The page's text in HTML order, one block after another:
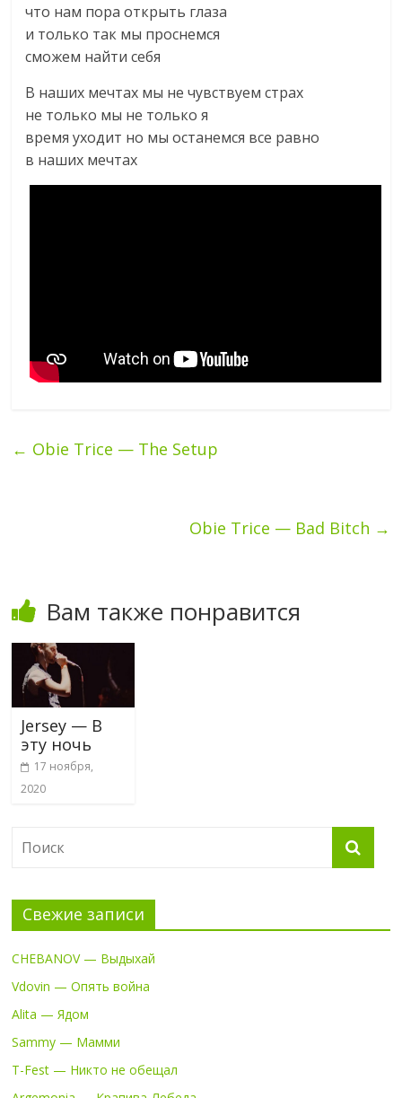
что нам пора открыть глаза
и только так мы проснемся
сможем найти себя
В наших мечтах мы не чувствуем страх
не только мы не только я
время уходит но мы останемся все равно
в наших мечтах
← Obie Trice — The Setup
Obie Trice — Bad Bitch →
Вам также понравится
Jersey — В
эту ночь
17 ноября,
2020
Свежие записи
CHEBANOV — Выдыхай
Vdovin — Опять война
Alita — Ядом
Sammy — Мамми
T-Fest — Никто не обещал